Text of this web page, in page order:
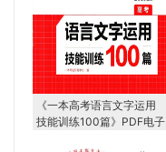
《一本高考语言文字运用
技能训练100篇》PDF电子